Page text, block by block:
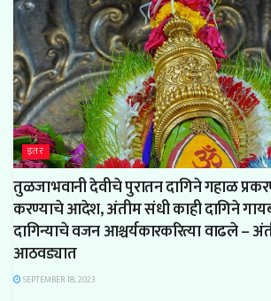
इतर
तुळजाभवानी देवीचे पुरातन दागिने गहाळ
करण्याचे आदेश, अंतीम संधी काही दागिने
दागिन्याचे वजन आश्चर्यकारकरित्या वाढले –
आठवड्यात
SEPTEMBER 18, 2023